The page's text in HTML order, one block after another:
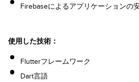
Firebaseによるアプリケーションの
使用した技術：
Flutterフレームワーク
Dart言語